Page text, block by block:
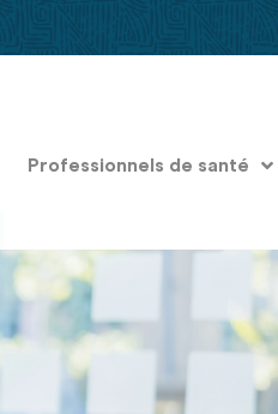
Professionnels de santé